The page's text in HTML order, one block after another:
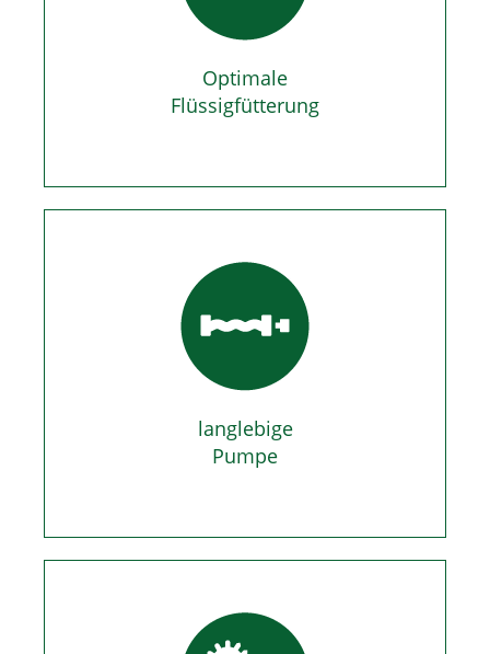
Optimale
Flüssigfütterung
langlebige
Pumpe